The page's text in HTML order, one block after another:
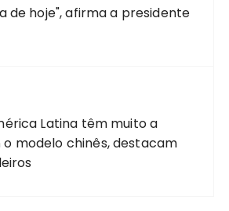
de hoje", afirma a presidente
Latina têm muito a
modelo chinês, destacam